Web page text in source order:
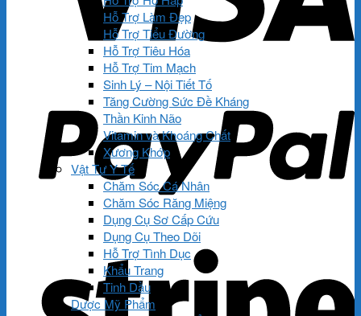
Hỗ Trợ Làm Đẹp
Hỗ Trợ Tiểu Đường
Hỗ Trợ Tiêu Hóa
Hỗ Trợ Tim Mạch
Sinh Lý – Nội Tiết Tố
Tăng Cường Sức Đề Kháng
Thần Kinh Não
Vitamin và Khoáng Chất
Xương Khớp
Vật Tư Y Tế
Chăm Sóc Cá Nhân
Chăm Sóc Răng Miệng
Dụng Cụ Sơ Cấp Cứu
Dụng Cụ Theo Dõi
Hỗ Trợ Tình Dục
Khẩu Trang
Tinh Dầu
Dược Mỹ Phẩm